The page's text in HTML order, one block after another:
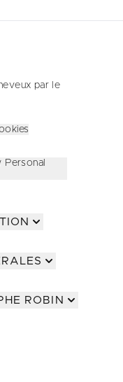
par le
Personal
ROBIN